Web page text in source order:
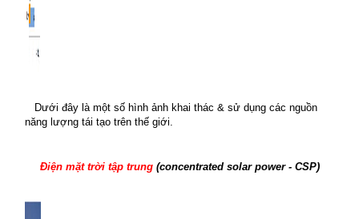
Dưới đây là một số hình ảnh khai thác & sử dụng các nguồn
năng lượng tái tạo trên thế giới.
Điện mặt trời tập trung (concentrated solar power - CSP)